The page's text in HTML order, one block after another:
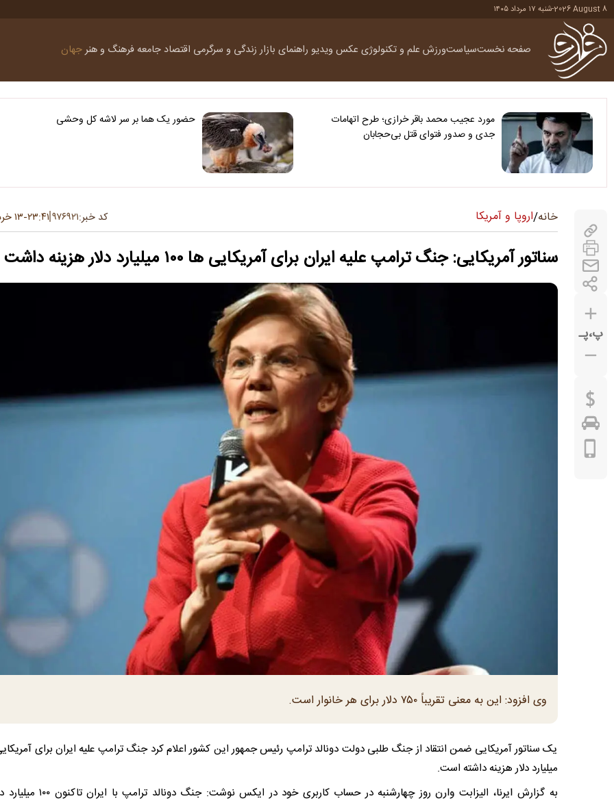
2026 August 8
-شنبه ۱۷ مرداد ۱۴۰۵
صفحه نخستسیاستورزش علم و تکنولوژی عکس ویدیو راهنمای بازارزندگی و سرگرمی اقتصاد جامعهفرهنگ و هنرجهان
مورد عجیب محمد باقر خرازی؛ طرح اتهامات
جدی و صدور فتوای قتل بی‌حجابان
حضور یک هما بر سر لاشه‌ کل وحشی
پ،پـ
خانه/اروپا و آمریکا کد خبر:۹۷۶۹۲۱ ۲۳:۴۱-۱۳ خرداد ۱۴۰۵
سناتور آمریکایی: جنگ ترامپ علیه ایران برای آمریکایی ها ۱۰۰ میلیارد دلار هزینه داشت
وی افزود: این به معنی تقریباً ۷۵۰ دلار برای هر خانوار است.
میلیارد دلار هزینه داشته است.
به گزارش ایرنا، الیزابت وارن روز چهارشنبه در حساب کاربری خود در